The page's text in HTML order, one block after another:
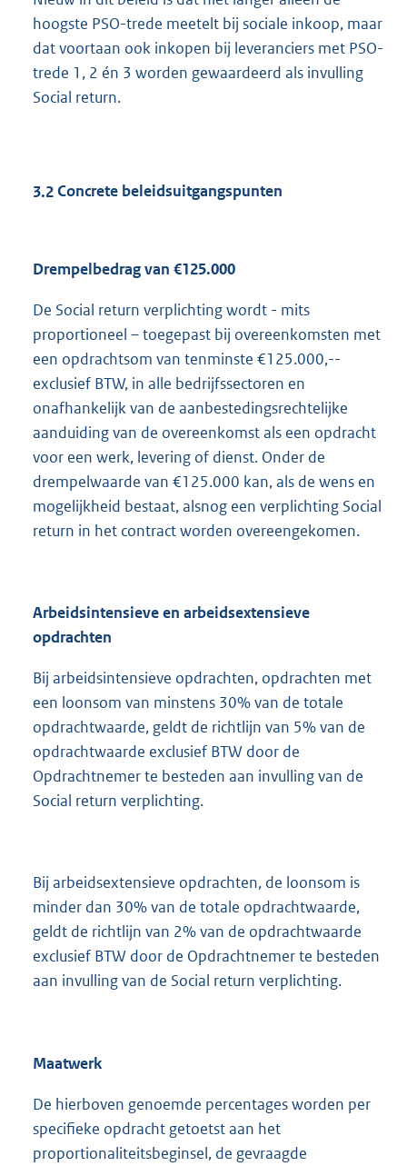
hoogste PSO-trede meetelt bij sociale inkoop, maar
dat voortaan ook inkopen bij leveranciers met PSO-
trede 1, 2 én 3 worden gewaardeerd als invulling
Social return.
3.2Concrete beleidsuitgangspunten
Drempelbedrag van €125.000
De Social return verplichting wordt - mits
proportioneel – toegepast bij overeenkomsten met
een opdrachtsom van tenminste €125.000,--
exclusief BTW, in alle bedrijfssectoren en
onafhankelijk van de aanbestedingsrechtelijke
aanduiding van de overeenkomst als een opdracht
voor een werk, levering of dienst. Onder de
drempelwaarde van €125.000 kan, als de wens en
mogelijkheid bestaat, alsnog een verplichting Social
return in het contract worden overeengekomen.
Arbeidsintensieve en arbeidsextensieve
opdrachten
Bij arbeidsintensieve opdrachten, opdrachten met
een loonsom van minstens 30% van de totale
opdrachtwaarde, geldt de richtlijn van 5% van de
opdrachtwaarde exclusief BTW door de
Opdrachtnemer te besteden aan invulling van de
Social return verplichting.
Bij arbeidsextensieve opdrachten, de loonsom is
minder dan 30% van de totale opdrachtwaarde,
geldt de richtlijn van 2% van de opdrachtwaarde
exclusief BTW door de Opdrachtnemer te besteden
aan invulling van de Social return verplichting.
Maatwerk
De hierboven genoemde percentages worden per
specifieke opdracht getoetst aan het
proportionaliteitsbeginsel, de gevraagde